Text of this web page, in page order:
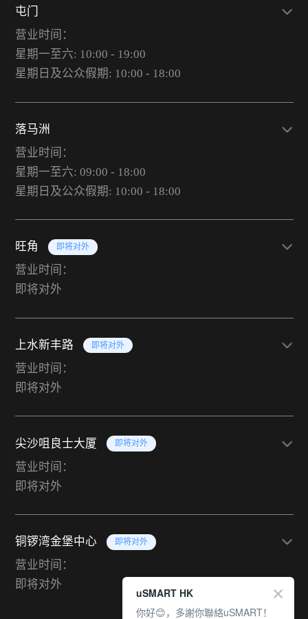
屯门
营业时间：
星期一至六: 10:00 - 19:00
星期日及公众假期: 10:00 - 18:00
落马洲
营业时间：
星期一至六: 09:00 - 18:00
星期日及公众假期: 10:00 - 18:00
旺角 即将对外
营业时间：
即将对外
上水新丰路 即将对外
营业时间：
即将对外
尖沙咀良士大厦 即将对外
营业时间：
即将对外
铜锣湾金堡中心 即将对外
营业时间：
即将对外
uSMART HK
你好😊，多謝你聯絡uSMART！